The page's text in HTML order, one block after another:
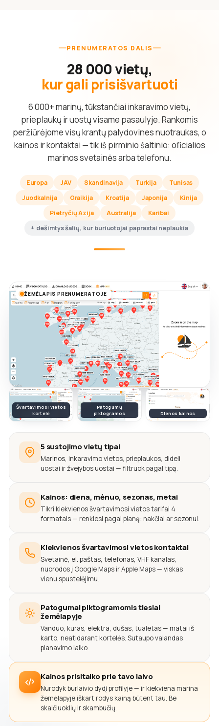
PRENUMERATOS DALIS
28 000 vietų,
kur gali prisišvartuoti
6 000+ marinų, tūkstančiai inkaravimo vietų,
prieplaukų ir uostų visame pasaulyje. Rankomis
peržiūrėjome visų krantų palydovines nuotraukas, o
kainos ir kontaktai — tik iš pirminio šaltinio: oficialios
marinos svetainės arba telefonu.
Europa JAV Skandinavija Turkija
Tunisas
Juodkalnija
Graikija Kroatija Japonija
Kinija
Pietryčių Azija
Australija
Karibai
+ dešimtys šalių, kur buriuotojai paprastai neplaukia
ŽEMĖLAPIS PRENUMERATOJE
Švartavimosi vietos
kortelė
Patogumų
piktogramos
Dienos kainos
5 sustojimo vietų tipai
Marinos, inkaravimo vietos, prieplaukos, dideli
uostai ir žvejybos uostai — filtruok pagal tipą.
Kainos: diena, mėnuo, sezonas, metai
Tikri kiekvienos švartavimosi vietos tarifai 4
formatais — renkiesi pagal planą: nakčiai ar sezonui.
Kiekvienos švartavimosi vietos kontaktai
Svetainė, el. paštas, telefonas, VHF kanalas,
nuorodos į Google Maps ir Apple Maps — viskas
vienu spustelėjimu.
Patogumai piktogramomis tiesiai
žemėlapyje
Vanduo, kuras, elektra, dušas, tualetas — matai iš
karto, neatidarant kortelės. Sutaupo valandas
planavimo laiko.
Kainos prisitaiko prie tavo laivo
Nurodyk burlaivio dydį profilyje — ir kiekviena marina
žemėlapyje iškart rodys kainą būtent tau. Be
skaičiuoklių ir skambučių.